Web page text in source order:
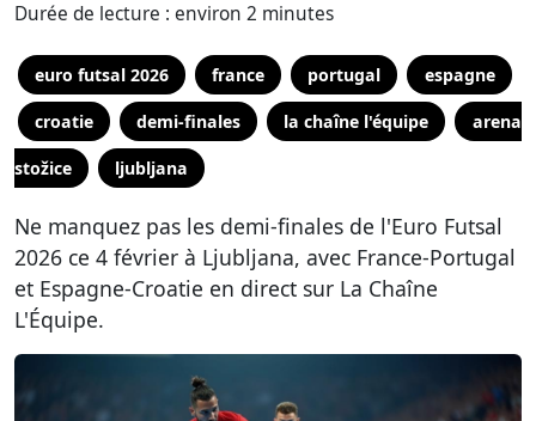
Durée de lecture : environ 2 minutes
euro futsal 2026 france portugal espagne
croatie demi-finales la chaîne l'équipe arena
stožice ljubljana
Ne manquez pas les demi-finales de l'Euro Futsal
2026 ce 4 février à Ljubljana, avec France-Portugal
et Espagne-Croatie en direct sur La Chaîne
L'Équipe.